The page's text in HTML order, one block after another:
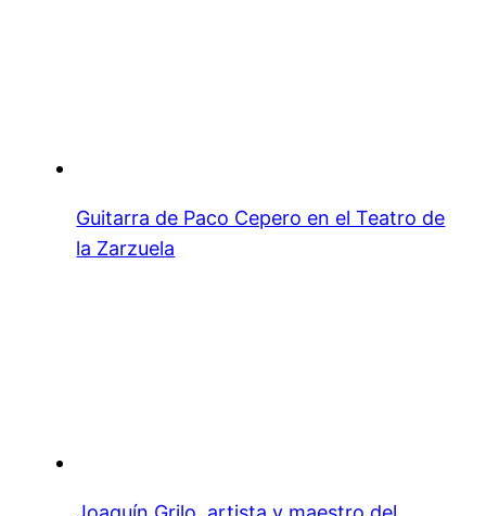
Guitarra de Paco Cepero en el Teatro de
la Zarzuela